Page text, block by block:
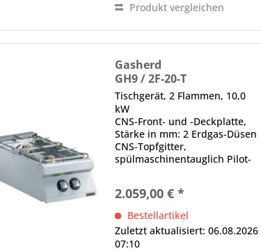
Produkt vergleichen
Gasherd
GH9 / 2F-20-T
Tischgerät, 2 Flammen, 10,0
kW
CNS-Front- und -Deckplatte,
Stärke in mm: 2 Erdgas-Düsen
CNS-Topfgitter,
spülmaschinentauglich Pilot-
Aufstellanforderungen für
gewerbliche Gasgeräte (DVGW
G 631) ist es erforderlich,
dass...
2.059,00 € *
Bestellartikel
Zuletzt aktualisiert: 06.08.2026
07:10